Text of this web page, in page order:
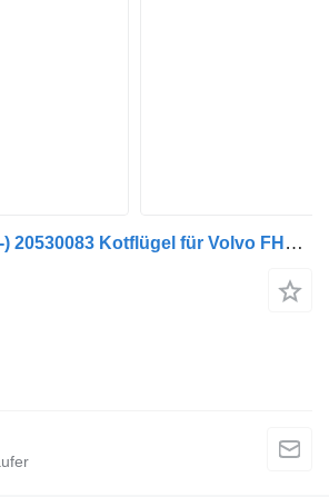
Volvo FH16 (01.12-) 20530083 Kotflügel für Volvo FH12, FH16, NH12, FH, VNL780 (1993-2014) LKW